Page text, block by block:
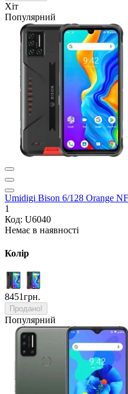
Хіт
Популярний
Umidigi Bison 6/128 Orange
1
Код: U6040
Немає в наявності
Колір
8451грн.
Продано!
Популярний